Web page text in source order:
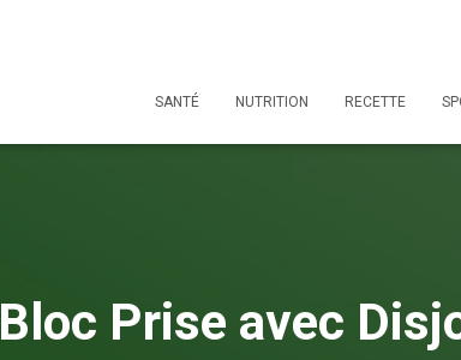
SANTÉ NUTRITION RECETTE
Bloc Prise avec